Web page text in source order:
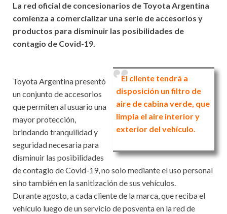
La red oficial de concesionarios de Toyota Argentina
comienza a comercializar una serie de accesorios y
productos para disminuir las posibilidades de
contagio de Covid-19.
El cliente tendrá a
disposición un filtro de
aire de cabina verde, que
limpia el aire interior y
exterior del vehículo.
Toyota Argentina presentó
un conjunto de accesorios
que permiten al usuario una
mayor protección,
brindando tranquilidad y
seguridad necesaria para
disminuir las posibilidades
de contagio de Covid-19, no solo mediante el uso personal
sino también en la sanitización de sus vehículos.
Durante agosto, a cada cliente de la marca, que reciba el
vehículo luego de un servicio de posventa en la red de